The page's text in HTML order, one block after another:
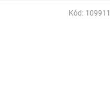
Kód: 109911